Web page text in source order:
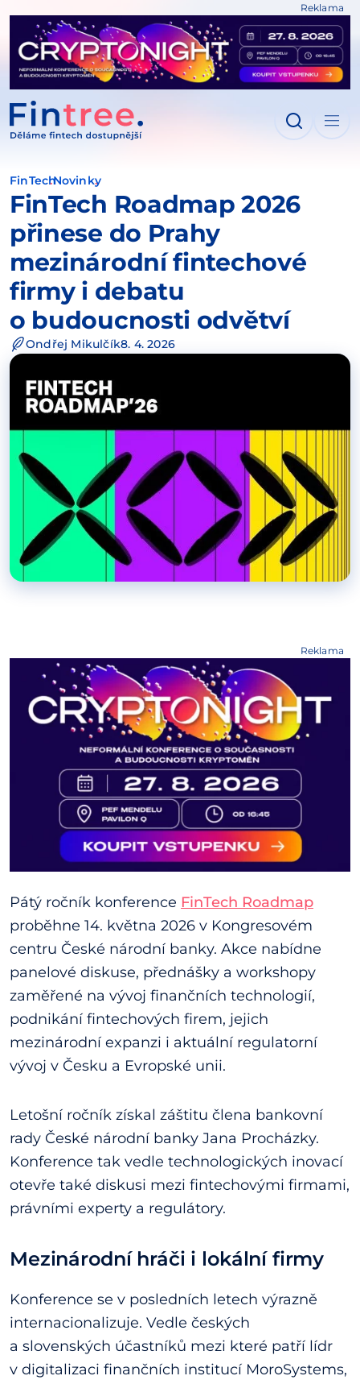
Reklama
FinTechNovinky
FinTech Roadmap 2026
přinese do Prahy
mezinárodní fintechové
firmy i debatu
o budoucnosti odvětví
Ondřej Mikulčík8. 4. 2026
Reklama
Pátý ročník konference FinTech Roadmap
proběhne 14. května 2026 v Kongresovém
centru České národní banky. Akce nabídne
panelové diskuse, přednášky a workshopy
zaměřené na vývoj finančních technologií,
podnikání fintechových firem, jejich
mezinárodní expanzi i aktuální regulatorní
vývoj v Česku a Evropské unii.
Letošní ročník získal záštitu člena bankovní
rady České národní banky Jana Procházky.
Konference tak vedle technologických inovací
otevře také diskusi mezi fintechovými firmami,
právními experty a regulátory.
Mezinárodní hráči i lokální firmy
Konference se v posledních letech výrazně
internacionalizuje. Vedle českých
a slovenských účastníků mezi které patří lídr
v digitalizaci finančních institucí MoroSystems,